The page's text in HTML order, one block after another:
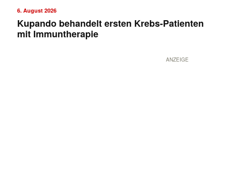
6. August 2026
Kupando behandelt ersten Krebs-Patienten
mit Immuntherapie
ANZEIGE